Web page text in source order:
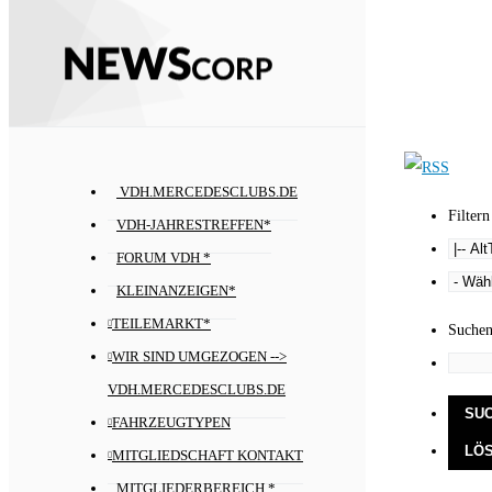
VDH.MERCEDESCLUBS.DE
VDH-JAHRESTREFFEN*
FORUM VDH *
KLEINANZEIGEN*
TEILEMARKT*
WIR SIND UMGEZOGEN -->
VDH.MERCEDESCLUBS.DE
FAHRZEUGTYPEN
MITGLIEDSCHAFT KONTAKT
MITGLIEDERBEREICH *
Filtern
Suchen